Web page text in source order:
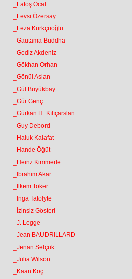
_Fatoş Öcal
_Fevsi Özersay
_Feza Kürkçüoğlu
_Gautama Buddha
_Gediz Akdeniz
_Gökhan Orhan
_Gönül Aslan
_Gül Büyükbay
_Gür Genç
_Gürkan H. Kılıçarslan
_Guy Debord
_Haluk Kalafat
_Hande Öğüt
_Heinz Kimmerle
_İbrahim Akar
_İlkem Toker
_Inga Tatolyte
_İzinsiz Gösteri
_J. Legge
_Jean BAUDRILLARD
_Jenan Selçuk
_Julia Wilson
_Kaan Koç